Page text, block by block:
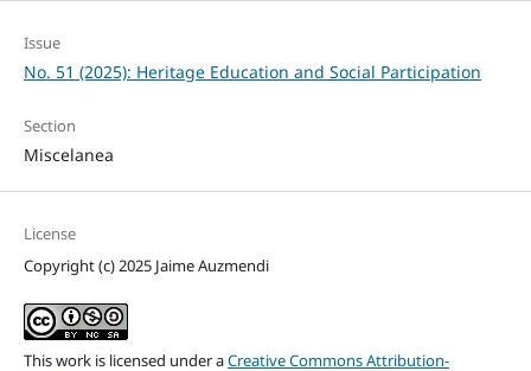
Issue
No. 51 (2025): Heritage Education and Social Participation
Section
Miscelanea
License
Copyright (c) 2025 Jaime Auzmendi
This work is licensed under aCreative Commons Attribution-